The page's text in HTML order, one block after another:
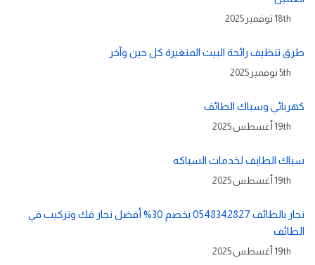
18th نوفمبر 2025
طرق تنظيف رائحة البيت المتغيرة كل حين وآخر
5th نوفمبر 2025
كهربائي وسباك الطائف
19th أغسطس 2025
سباك الطايف لخدمات السباكه
19th أغسطس 2025
نجار بالطائف 0548342827 بخصم 30% أفضل نجار فك وتركيب في
الطائف
19th أغسطس 2025